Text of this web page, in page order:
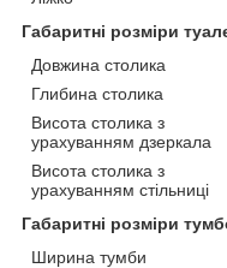
Габаритні розміри
Довжина столика
Глибина столика
Висота столика з
урахуванням дзеркала
Висота столика з
урахуванням стільниці
Габаритні розміри
Ширина тумби